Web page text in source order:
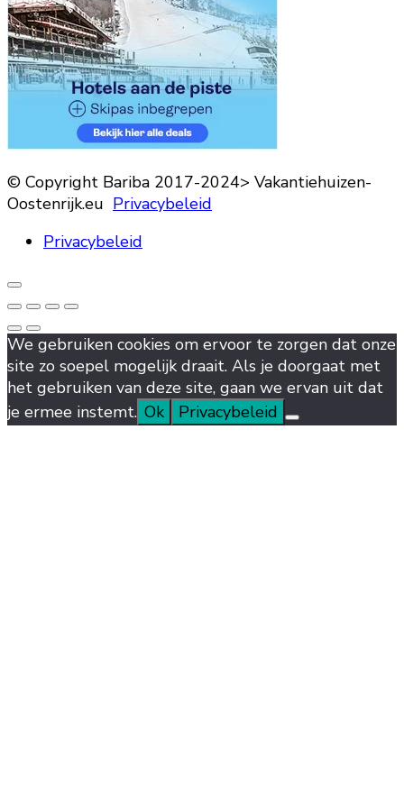
© Copyright Bariba 2017-2024> Vakantiehuizen-
Oostenrijk.eu Privacybeleid
Privacybeleid
We gebruiken cookies om ervoor te zorgen dat onze
site zo soepel mogelijk draait. Als je doorgaat met
het gebruiken van deze site, gaan we ervan uit dat
je ermee instemt. Ok Privacybeleid